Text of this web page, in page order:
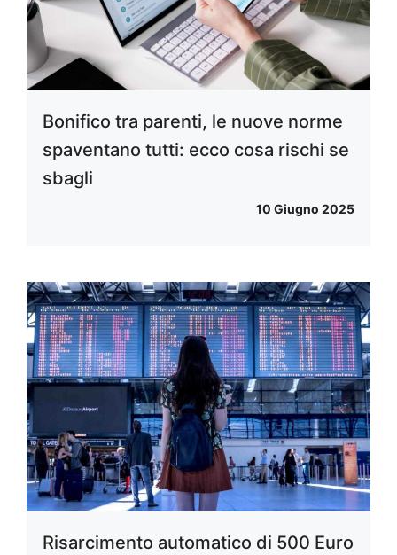
Bonifico tra parenti, le nuove norme
spaventano tutti: ecco cosa rischi se
sbagli
10 Giugno 2025
Risarcimento automatico di 500 Euro